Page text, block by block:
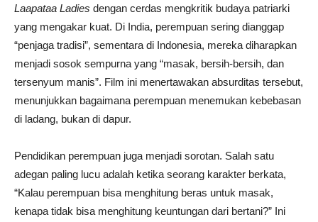
Laapataa Ladies dengan cerdas mengkritik budaya patriarki
yang mengakar kuat. Di India, perempuan sering dianggap
“penjaga tradisi”, sementara di Indonesia, mereka diharapkan
menjadi sosok sempurna yang “masak, bersih-bersih, dan
tersenyum manis”. Film ini menertawakan absurditas tersebut,
menunjukkan bagaimana perempuan menemukan kebebasan
di ladang, bukan di dapur.
Pendidikan perempuan juga menjadi sorotan. Salah satu
adegan paling lucu adalah ketika seorang karakter berkata,
“Kalau perempuan bisa menghitung beras untuk masak,
kenapa tidak bisa menghitung keuntungan dari bertani?” Ini